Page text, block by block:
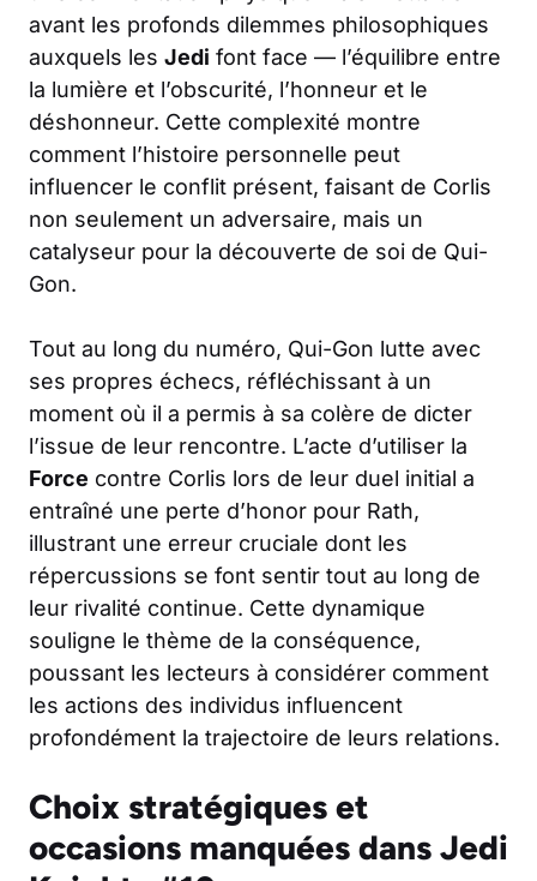
avant les profonds dilemmes philosophiques
auxquels les Jedi font face — l’équilibre entre
la lumière et l’obscurité, l’honneur et le
déshonneur. Cette complexité montre
comment l’histoire personnelle peut
influencer le conflit présent, faisant de Corlis
non seulement un adversaire, mais un
catalyseur pour la découverte de soi de Qui-
Gon.
Tout au long du numéro, Qui-Gon lutte avec
ses propres échecs, réfléchissant à un
moment où il a permis à sa colère de dicter
l’issue de leur rencontre. L’acte d’utiliser la
Force contre Corlis lors de leur duel initial a
entraîné une perte d’honor pour Rath,
illustrant une erreur cruciale dont les
répercussions se font sentir tout au long de
leur rivalité continue. Cette dynamique
souligne le thème de la conséquence,
poussant les lecteurs à considérer comment
les actions des individus influencent
profondément la trajectoire de leurs relations.
Choix stratégiques et
occasions manquées dans Jedi